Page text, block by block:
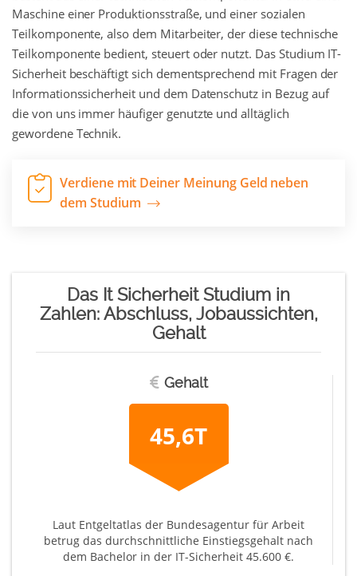
Maschine einer Produktionsstraße, und einer sozialen
Teilkomponente, also dem Mitarbeiter, der diese technische
Teilkomponente bedient, steuert oder nutzt. Das Studium IT-
Sicherheit beschäftigt sich dementsprechend mit Fragen der
Informationssicherheit und dem Datenschutz in Bezug auf
die von uns immer häufiger genutzte und alltäglich
gewordene Technik.
Verdiene mit Deiner Meinung Geld neben
dem Studium
Das It Sicherheit Studium in
Zahlen: Abschluss, Jobaussichten,
Gehalt
Gehalt
45,6T
Laut Entgeltatlas der Bundesagentur für Arbeit
betrug das durchschnittliche Einstiegsgehalt nach
dem Bachelor in der IT-Sicherheit 45.600 €.